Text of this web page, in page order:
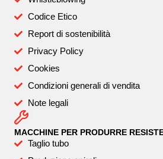
Codice Etico
Report di sostenibilità
Privacy Policy
Cookies
Condizioni generali di vendita
Note legali
MACCHINE PER PRODURRE
Taglio tubo